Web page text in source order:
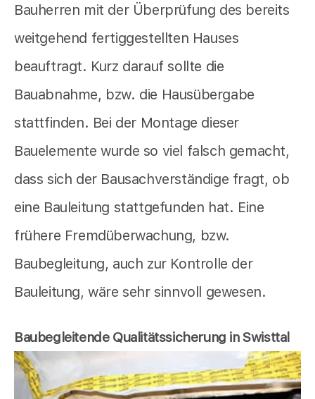
Bauherren mit der Überprüfung des bereits
weitgehend fertiggestellten Hauses
beauftragt. Kurz darauf sollte die
Bauabnahme, bzw. die Hausübergabe
stattfinden. Bei der Montage dieser
Bauelemente wurde so viel falsch gemacht,
dass sich der Bausachverständige fragt, ob
eine Bauleitung stattgefunden hat. Eine
frühere Fremdüberwachung, bzw.
Baubegleitung, auch zur Kontrolle der
Bauleitung, wäre sehr sinnvoll gewesen.
Baubegleitende Qualitätssicherung in Swisttal